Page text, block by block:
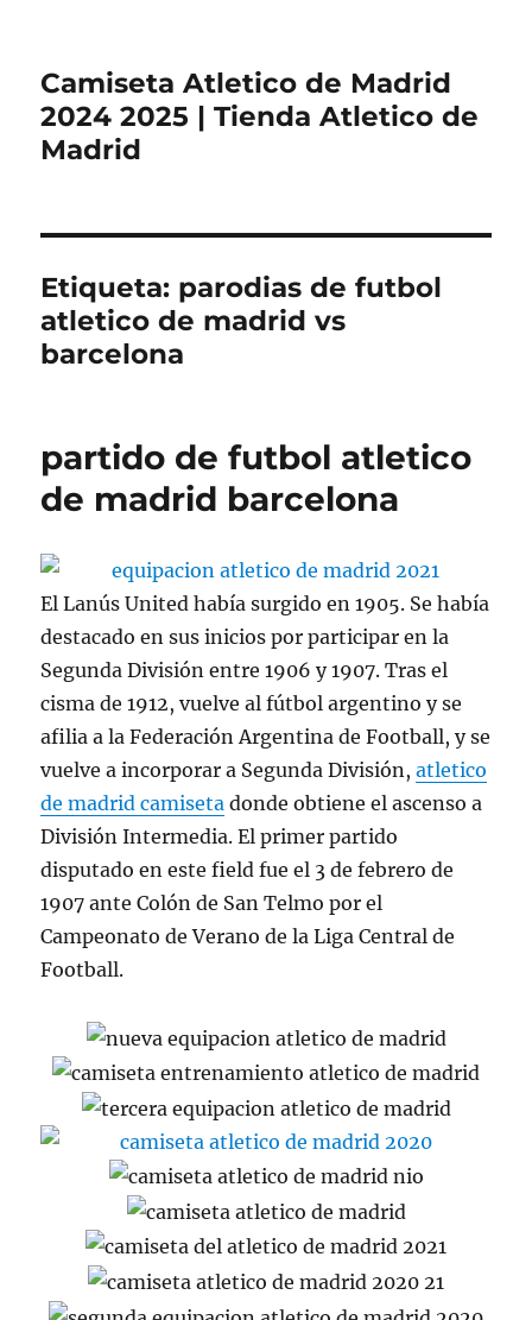
Camiseta Atletico de Madrid
2024 2025 | Tienda Atletico de
Madrid
Etiqueta: parodias de futbol
atletico de madrid vs
barcelona
partido de futbol atletico
de madrid barcelona
El Lanús United había surgido en 1905. Se había
destacado en sus inicios por participar en la
Segunda División entre 1906 y 1907. Tras el
cisma de 1912, vuelve al fútbol argentino y se
afilia a la Federación Argentina de Football, y se
vuelve a incorporar a Segunda División,atletico
de madrid camiseta donde obtiene el ascenso a
División Intermedia. El primer partido
disputado en este field fue el 3 de febrero de
1907 ante Colón de San Telmo por el
Campeonato de Verano de la Liga Central de
Football.